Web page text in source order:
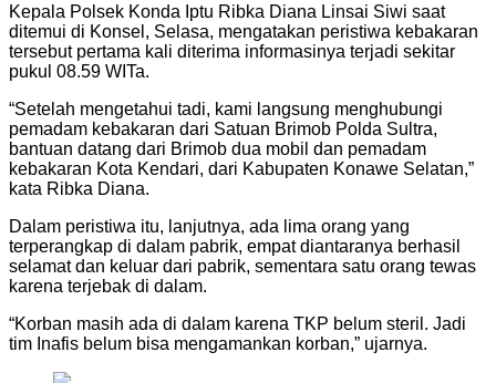
Kepala Polsek Konda Iptu Ribka Diana Linsai Siwi saat
ditemui di Konsel, Selasa, mengatakan peristiwa kebakaran
tersebut pertama kali diterima informasinya terjadi sekitar
pukul 08.59 WITa.
“Setelah mengetahui tadi, kami langsung menghubungi
pemadam kebakaran dari Satuan Brimob Polda Sultra,
bantuan datang dari Brimob dua mobil dan pemadam
kebakaran Kota Kendari, dari Kabupaten Konawe Selatan,”
kata Ribka Diana.
Dalam peristiwa itu, lanjutnya, ada lima orang yang
terperangkap di dalam pabrik, empat diantaranya berhasil
selamat dan keluar dari pabrik, sementara satu orang tewas
karena terjebak di dalam.
“Korban masih ada di dalam karena TKP belum steril. Jadi
tim Inafis belum bisa mengamankan korban,” ujarnya.